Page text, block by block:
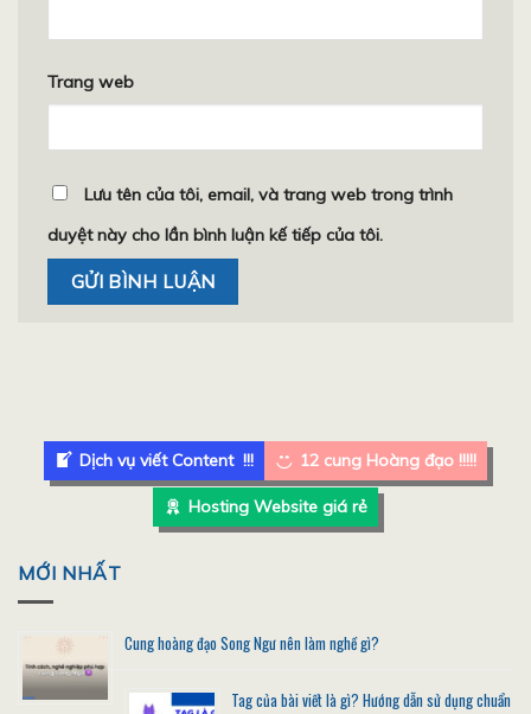
Trang web
Lưu tên của tôi, email, và trang web trong trình
duyệt này cho lần bình luận kế tiếp của tôi.
Dịch vụ viết Content !!! 12 cung Hoàng đạo !!!!!
Hosting Website giá rẻ
MỚI NHẤT
Cung hoàng đạo Song Ngư nên làm nghề gì?
Tag của bài viết là gì? Hướng dẫn sử dụng chuẩn